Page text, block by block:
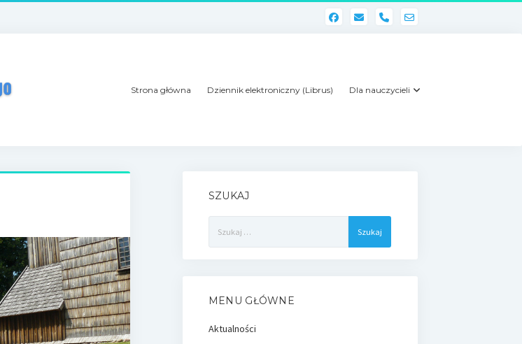
phone
Strona główna Dziennik elektroniczny (Librus) Dla nauczycieli
SZUKAJ
MENU GŁÓWNE
Aktualności